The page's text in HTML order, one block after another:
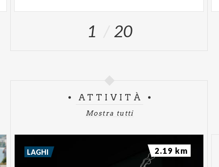
1 20
ATTIVITÀ
Mostra tutti
LAGHI 2.19 km